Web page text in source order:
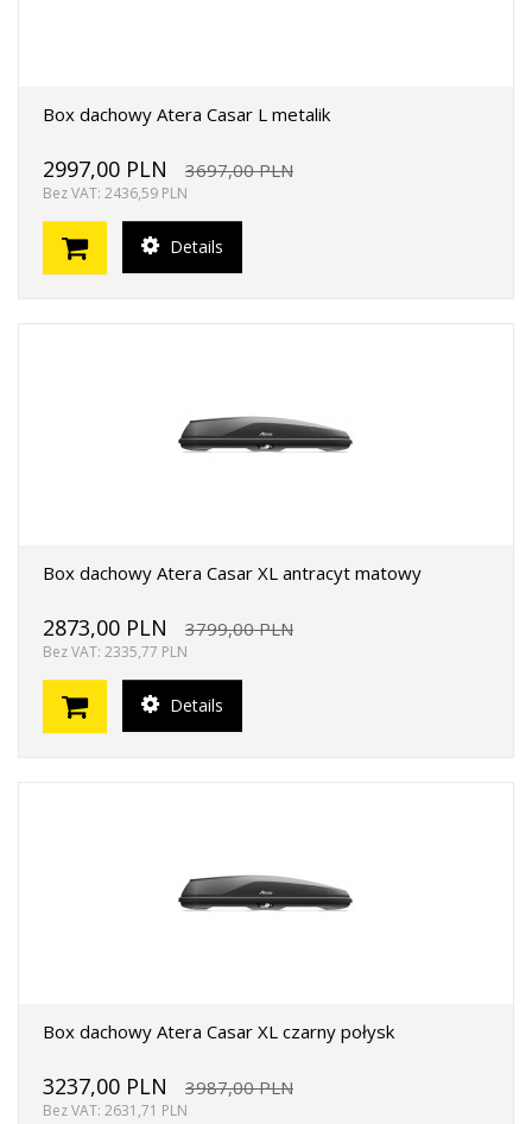
Box dachowy Atera Casar L metalik
2997,00 PLN 3697,00 PLN
Bez VAT: 2436,59 PLN
Details
Box dachowy Atera Casar XL antracyt matowy
2873,00 PLN 3799,00 PLN
Bez VAT: 2335,77 PLN
Details
Box dachowy Atera Casar XL czarny połysk
3237,00 PLN 3987,00 PLN
Bez VAT: 2631,71 PLN